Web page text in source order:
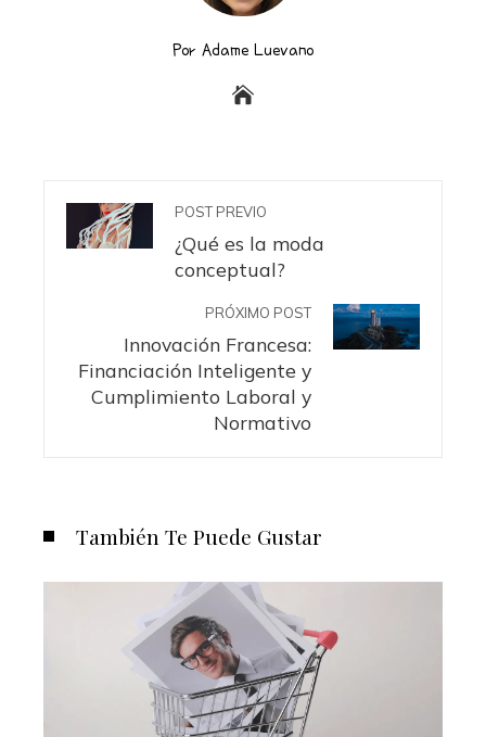
Por Adame Luevano
POST PREVIO
¿Qué es la moda
conceptual?
PRÓXIMO POST
Innovación Francesa:
Financiación Inteligente y
Cumplimiento Laboral y
Normativo
También Te Puede Gustar